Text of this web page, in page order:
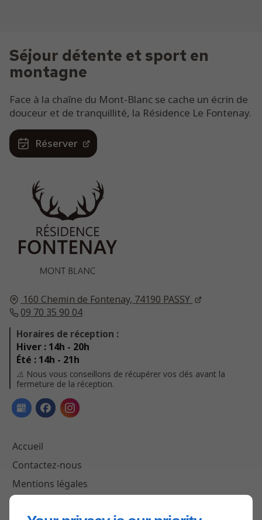
160 Chemin de Fontenay, 74190 PASSY
09 70 35 90 04
Horaires de réception :
Hiver : 14h - 20h
Été : 14h - 21h
⚠️ Nous vous conseillons de récupérer vos clés avant la
fermeture de la réception.
Accueil
Contactez-nous
Mentions légales
Séjour détente et sport en
montagne
Face à la chaîne du Mont-Blanc se cache un écrin de
douceur et de tranquillité, la Résidence Le Fontenay.
Réserver